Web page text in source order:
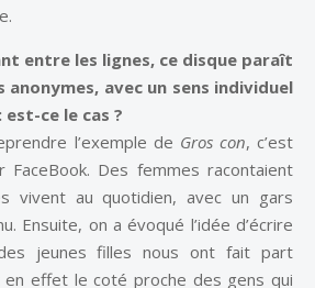
entre les lignes, ce disque paraît
avec un sens individuel
est-ce le cas ?
l’exemple de Gros con, c’est
FaceBook. Des femmes racontaient
vivent au quotidien, avec un gars
Ensuite, on a évoqué l’idée d’écrire
jeunes filles nous ont fait part
en effet le coté proche des gens qui